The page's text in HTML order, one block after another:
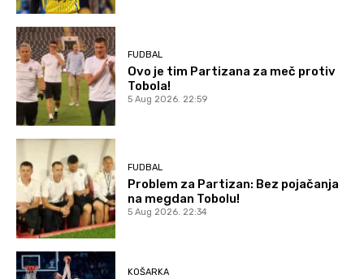
FUDBAL
Ovo je tim Partizana za meč protiv
Tobola!
5 Aug 2026. 22:59
FUDBAL
Problem za Partizan: Bez pojačanja
na megdan Tobolu!
5 Aug 2026. 22:34
KOŠARKA